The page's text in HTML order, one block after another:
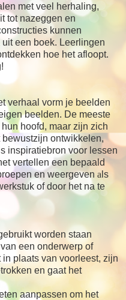
met veel herhaling,
tot nazeggen en
kunnen
een boek. Leerlingen
hoe het afloopt.
verhaal vorm je beelden
beelden. De meeste
hoofd, maar zijn zich
ontwikkelen,
inspiratiebron voor lessen
vertellen een bepaald
en weergeven a ls
of door het na te
worden staan
een onderwerp of
in plaats van voorleest, zijn
en gaat het
aanpassen om het